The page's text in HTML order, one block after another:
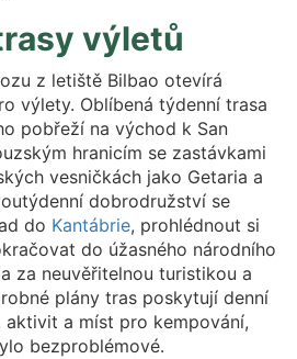
výletů
z letiště Bilbao otevírá
výlety. Oblíbená týdenní trasa
pobřeží na východ k San
hranicím se zastávkami
vesničkách jako Getaria a
dobrodružství se
do Kantábrie, prohlédnout si
do úžasného národního
za neuvěřitelnou turistikou a
plány tras poskytují denní
a míst pro kempování,
bezproblémové.